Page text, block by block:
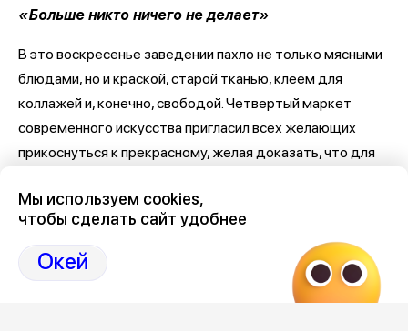
«Больше никто ничего не делает»
В это воскресенье заведении пахло не только мясными
блюдами, но и краской, старой тканью, клеем для
коллажей и, конечно, свободой. Четвертый маркет
современного искусства пригласил всех желающих
прикоснуться к прекрасному, желая доказать, что для
небольшой, но полный людей дворик на Пушкинскую, 11Б,
где собирались услышать самые честные разговоры об
искусстве.
Чтобы пробраться к столам художников, приходилось
Мы используем cookies,
чтобы сделать сайт удобнее
Окей